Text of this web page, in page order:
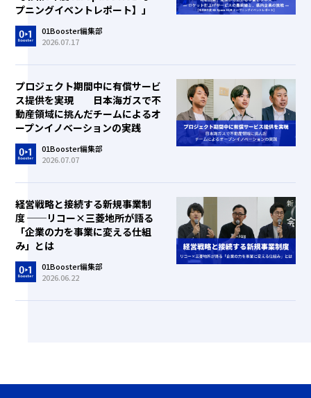
プニングイベントレポート】」
01Booster編集部
2026.07.17
プロジェクト期間中に有償サービ
ス提供を実現 日本海ガスで不
動産領域に挑んだチームによるオ
ープンイノベーションの実践
01Booster編集部
2026.07.07
経営戦略と接続する新規事業制
度 ──リコー×三菱地所が語る
「企業の力を事業に変える仕組
み」とは
01Booster編集部
2026.06.22